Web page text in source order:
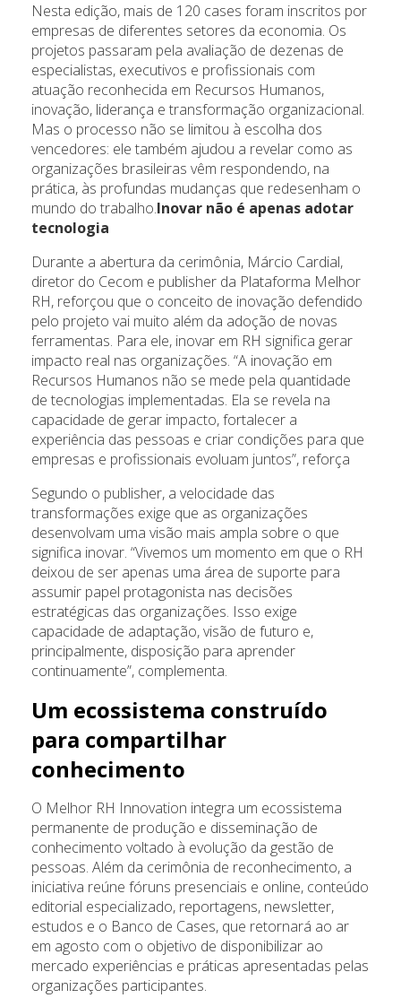
Nesta edição, mais de 120 cases foram inscritos por
empresas de diferentes setores da economia. Os
projetos passaram pela avaliação de dezenas de
especialistas, executivos e profissionais com
atuação reconhecida em Recursos Humanos,
inovação, liderança e transformação organizacional.
Mas o processo não se limitou à escolha dos
vencedores: ele também ajudou a revelar como as
organizações brasileiras vêm respondendo, na
prática, às profundas mudanças que redesenham o
mundo do trabalho.Inovar não é apenas adotar
tecnologia
Durante a abertura da cerimônia, Márcio Cardial,
diretor do Cecom e publisher da Plataforma Melhor
RH, reforçou que o conceito de inovação defendido
pelo projeto vai muito além da adoção de novas
ferramentas. Para ele, inovar em RH significa gerar
impacto real nas organizações. “A inovação em
Recursos Humanos não se mede pela quantidade
de tecnologias implementadas. Ela se revela na
capacidade de gerar impacto, fortalecer a
experiência das pessoas e criar condições para que
empresas e profissionais evoluam juntos”, reforça
Segundo o publisher, a velocidade das
transformações exige que as organizações
desenvolvam uma visão mais ampla sobre o que
significa inovar. “Vivemos um momento em que o RH
deixou de ser apenas uma área de suporte para
assumir papel protagonista nas decisões
estratégicas das organizações. Isso exige
capacidade de adaptação, visão de futuro e,
principalmente, disposição para aprender
continuamente”, complementa.
Um ecossistema construído
para compartilhar
conhecimento
O Melhor RH Innovation integra um ecossistema
permanente de produção e disseminação de
conhecimento voltado à evolução da gestão de
pessoas. Além da cerimônia de reconhecimento, a
iniciativa reúne fóruns presenciais e online, conteúdo
editorial especializado, reportagens, newsletter,
estudos e o Banco de Cases, que retornará ao ar
em agosto com o objetivo de disponibilizar ao
mercado experiências e práticas apresentadas pelas
organizações participantes.